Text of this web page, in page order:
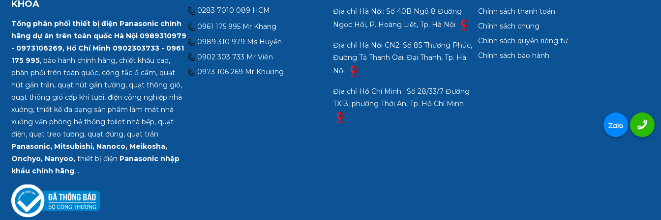
KHOA
Tổng phân phối thiết bị điện Panasonic chính
hãng dự án trên toàn quốc Hà Nội 0989310979
- 0973106269, Hồ Chí Minh 0902303733 - 0961
175 995, bảo hành chính hãng, chiết khấu cao,
phân phối trên toàn quốc, công tắc ổ cắm, quạt
hút gắn trần, quạt hút gắn tường, quạt thông gió,
quạt thông gió cấp khí tươi, điện công nghiệp nhà
xưởng, thiết kế đa dạng sản phẩm làm mát nhà
xưởng văn phòng hệ thống toilet nhà bếp, quạt
điện, quạt treo tường, quạt đứng, quạt trần
Panasonic, Mitsubishi, Nanoco, Meikosha,
Onchyo, Nanyoo,thiết bị điện Panasonic nhập
khẩu chính hãng, .
0283 7010 089 HCM
0961 175 995 Mr Khang
0989 310 979 Ms Huyền
0902 303 733 Mr Viên
0973 106 269 Mr Khương
Địa chỉ Hà Nội: Số 40B Ngõ 8 Đường
Ngọc Hồi, P. Hoàng Liệt, Tp. Hà Nội
Địa chỉ Hà Nội CN2: Số 85 Thượng Phúc,
Đường Tả Thanh Oai, Đại Thanh, Tp. Hà
Nội
Địa chỉ Hồ Chí Minh : Số 28/33/7 Đường
TX13, phường Thới An, Tp. Hồ Chí Minh
Chính sách thanh toán
Chính sách chung
Chính sách quyền riêng tư
Chính sách bảo hành